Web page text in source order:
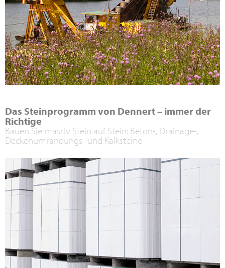
Das Steinprogramm von Dennert – immer der
Richtige
Bauen Sie massiv Stein auf Stein: Beton-, Drainage-,
Deckenumrandungs- und Kalksteine